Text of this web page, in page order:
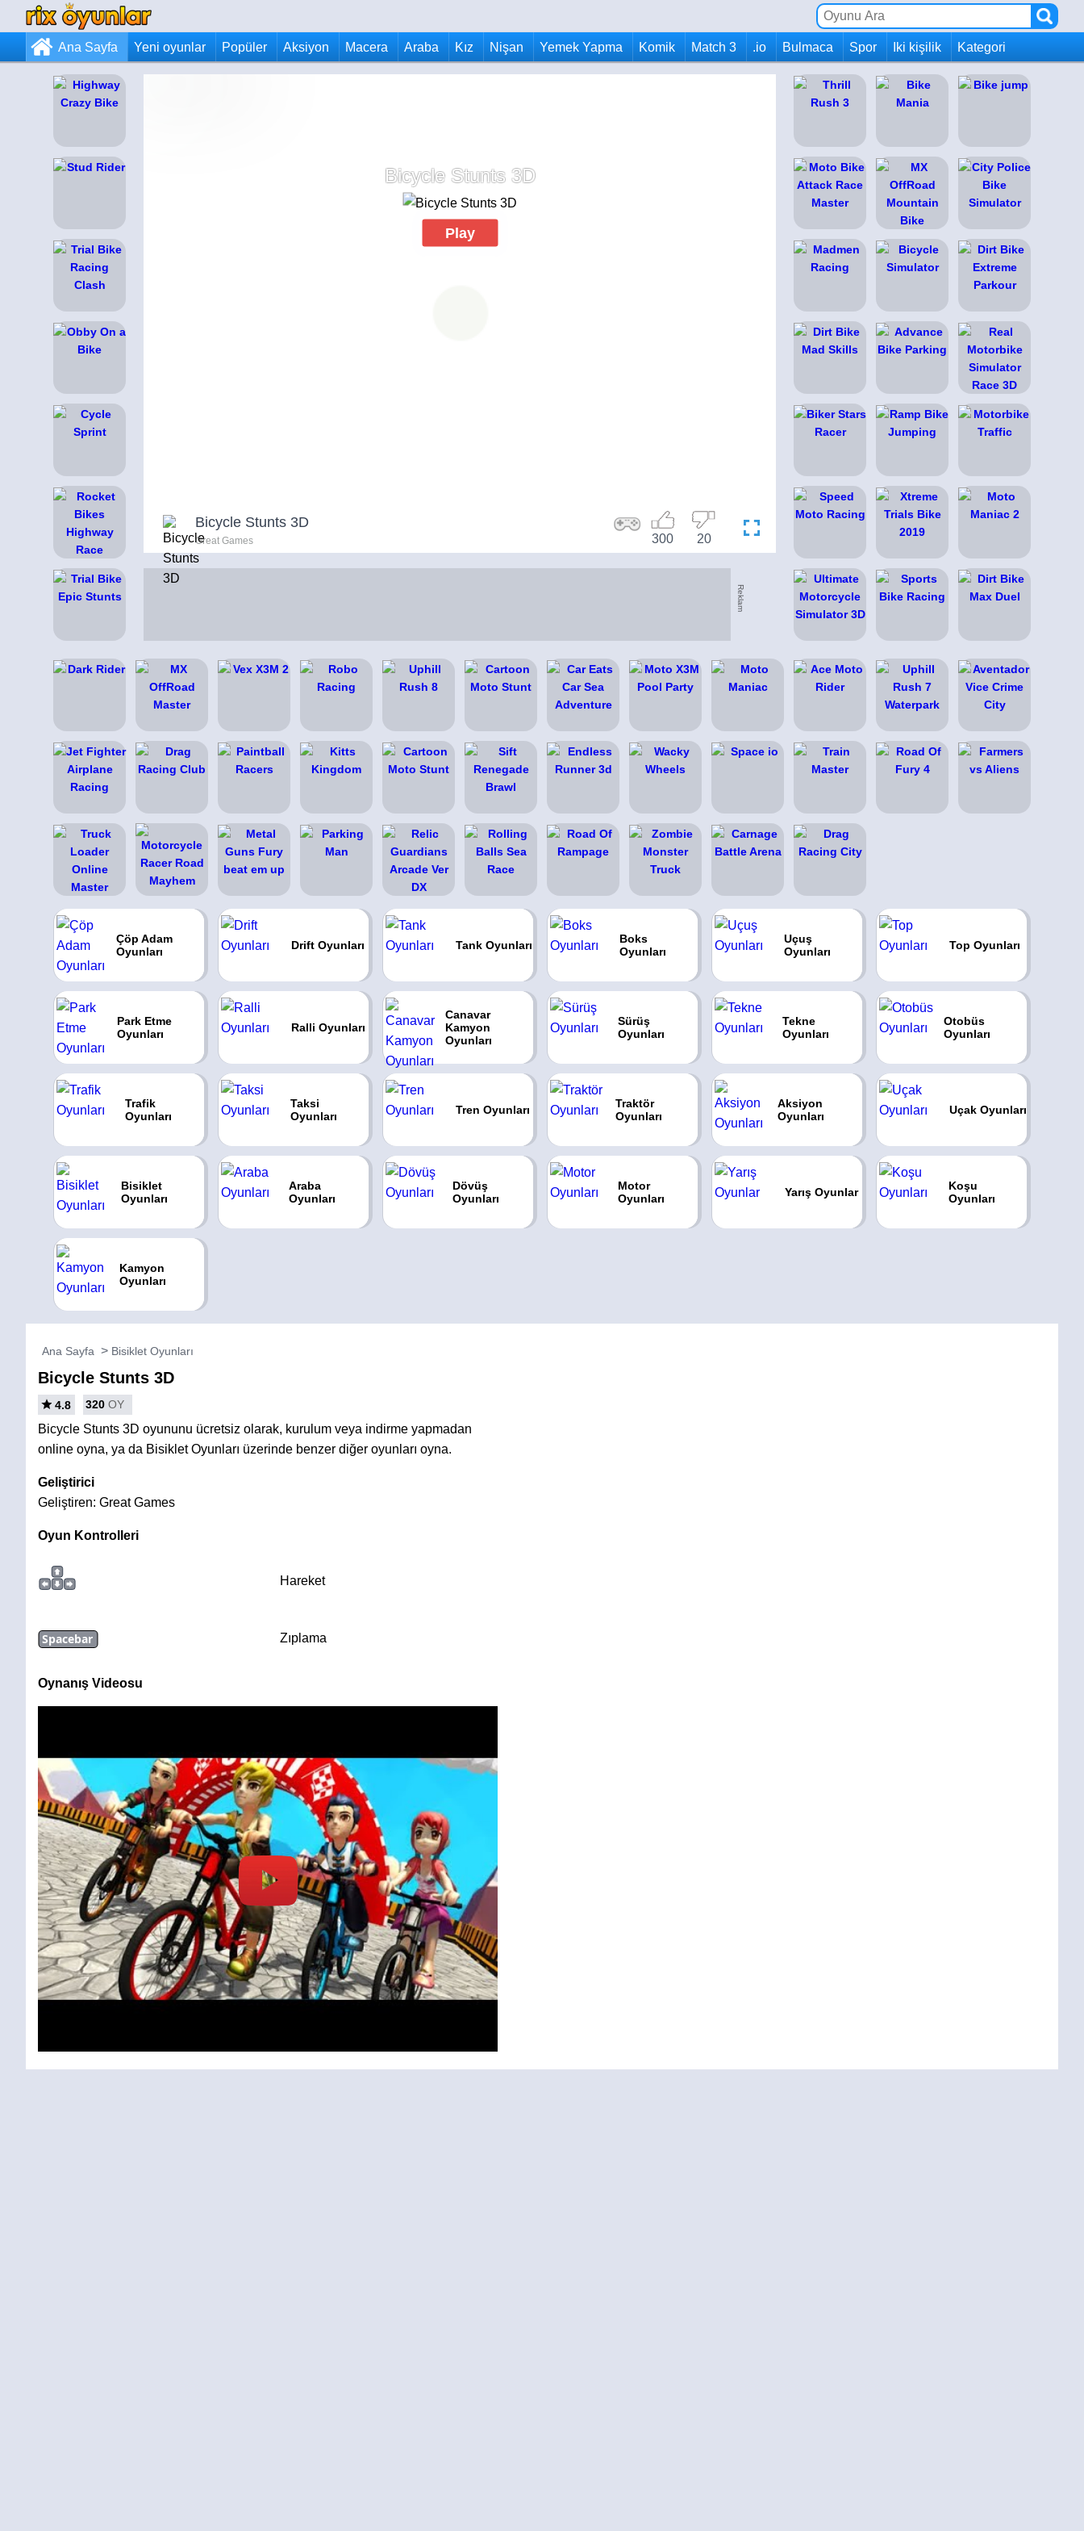
Ana Sayfa Yeni oyunlar Popüler Aksiyon Macera Araba Kız Nişan Yemek Yapma Komik Match 3 .io Bulmaca Spor Iki kişilik Kategori
Bicycle Stunts 3D
Play
Bicycle Stunts 3D
Great Games 20
300
Reklam
Çöp Adam
Oyunları
Drift Oyunları Tank Oyunları
Boks
Oyunları
Uçuş
Oyunları
Top Oyunları
Park Etme
Oyunları
Ralli Oyunları
Canavar
Kamyon
Oyunları
Sürüş
Oyunları
Tekne
Oyunları
Otobüs
Oyunları
Trafik
Oyunları
Taksi
Oyunları
Tren Oyunları
Traktör
Oyunları
Aksiyon
Oyunları
Uçak Oyunları
Bisiklet
Oyunları
Araba
Oyunları
Dövüş
Oyunları
Motor
Oyunları
Yarış Oyunlar
Koşu
Oyunları
Kamyon
Oyunları
Ana Sayfa Bisiklet Oyunları
Bicycle Stunts 3D
4.8 320 OY
Bicycle Stunts 3D oyununu ücretsiz olarak, kurulum veya indirme yapmadan
online oyna, ya da Bisiklet Oyunları üzerinde benzer diğer oyunları oyna.
Geliştirici
Geliştiren: Great Games
Oyun Kontrolleri
Hareket
Spacebar Zıplama
Oynanış Videosu